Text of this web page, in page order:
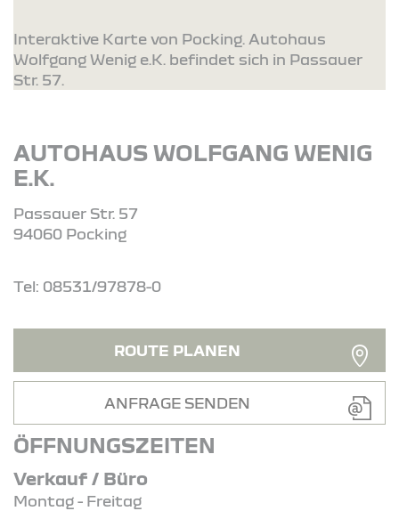
Interaktive Karte von Pocking. Autohaus
Wolfgang Wenig e.K. befindet sich in Passauer
Str. 57.
AUTOHAUS WOLFGANG WENIG
E.K.
Passauer Str. 57
94060 Pocking
Tel: 08531/97878-0
ROUTE PLANEN
ANFRAGE SENDEN
ÖFFNUNGSZEITEN
Verkauf / Büro
Montag - Freitag